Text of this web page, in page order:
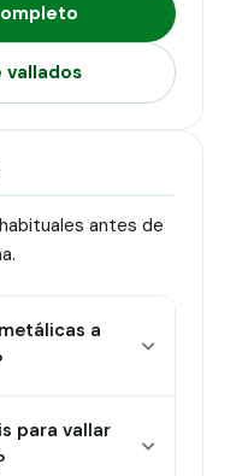
vallados
antes de
a
para vallar